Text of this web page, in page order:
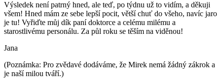
Výsledek není patrný hned, ale teď, po týdnu už to vidím, a děkuji
všem! Hned mám ze sebe lepší pocit, větší chuť do všeho, navíc jaro
je tu! Vyřiďte můj dík paní doktorce a celému milému a
starostlivému personálu. Za půl roku se těším na viděnou!
Jana
(Poznámka: Pro zvědavé dodáváme, že Mirek nemá žádný zákrok a
je naší milou tváří.)